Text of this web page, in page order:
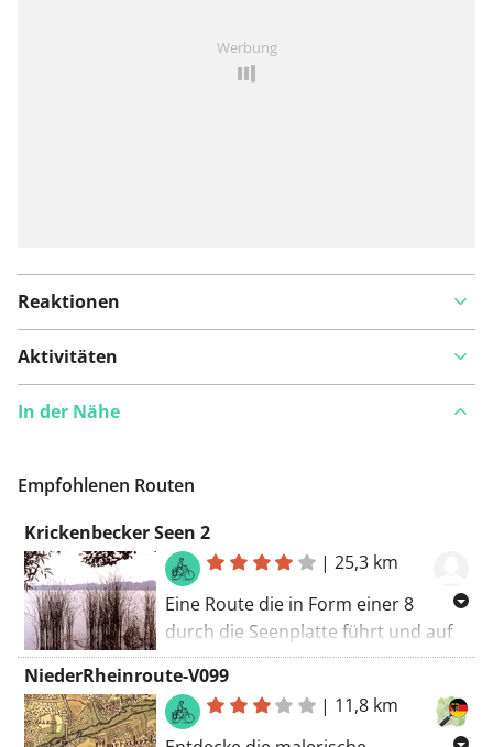
Werbung
Reaktionen
Aktivitäten
In der Nähe
Empfohlenen Routen
Krickenbecker Seen 2
|25,3 km
Eine Route die in Form einer 8
durch die Seenplatte führt und auf
halber Strecke eine Rast einplant.
Die Route ist grenzüberschreitend,
Segelflug Platz Venlo und
niederländisches Infozentrum
NiederRheinroute-V099
| 11,8 km